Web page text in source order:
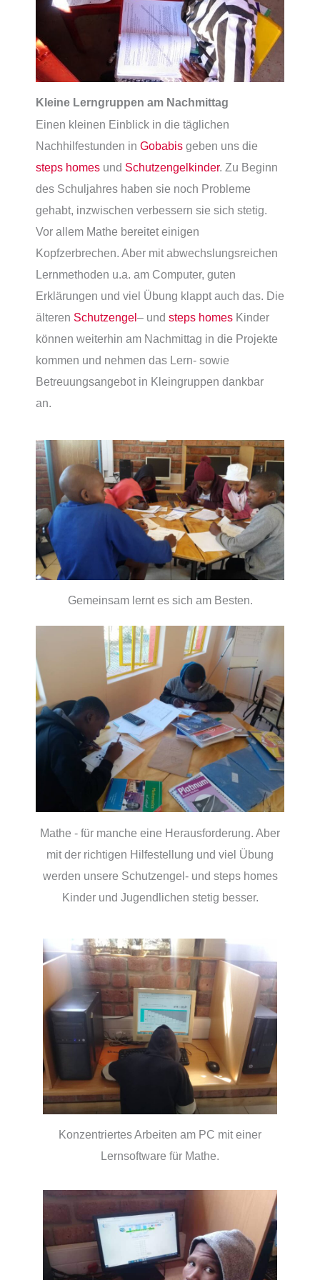
Kleine Lerngruppen am Nachmittag
Einen kleinen Einblick in die täglichen
Nachhilfestunden in Gobabis geben uns die
steps homes und Schutzengelkinder. Zu Beginn
des Schuljahres haben sie noch Probleme
gehabt, inzwischen verbessern sie sich stetig.
Vor allem Mathe bereitet einigen
Kopfzerbrechen. Aber mit abwechslungsreichen
Lernmethoden u.a. am Computer, guten
Erklärungen und viel Übung klappt auch das. Die
älteren Schutzengel – und steps homes Kinder
können weiterhin am Nachmittag in die Projekte
kommen und nehmen das Lern- sowie
Betreuungsangebot in Kleingruppen dankbar
an.
Gemeinsam lernt es sich am Besten.
Mathe - für manche eine Herausforderung. Aber
mit der richtigen Hilfestellung und viel Übung
werden unsere Schutzengel- und steps homes
Kinder und Jugendlichen stetig besser.
Konzentriertes Arbeiten am PC mit einer
Lernsoftware für Mathe.